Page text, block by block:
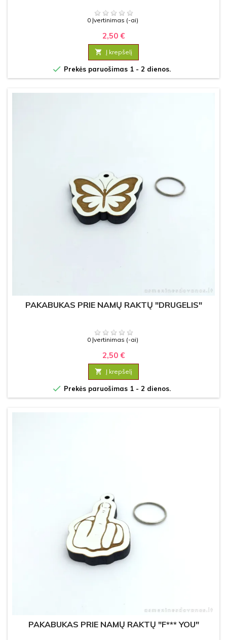
0 Įvertinimas (-ai)
2,50 €
 Į krepšelį
 Prekės paruošimas 1 - 2 dienos.
PAKABUKAS PRIE NAMŲ RAKTŲ "DRUGELIS"
0 Įvertinimas (-ai)
2,50 €
 Į krepšelį
 Prekės paruošimas 1 - 2 dienos.
PAKABUKAS PRIE NAMŲ RAKTŲ "F*** YOU"